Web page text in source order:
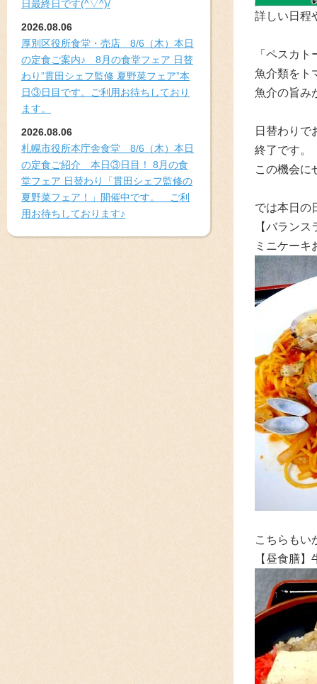
日最終日です(^▽^)/
2026.08.06
厚別区役所食堂・売店 8/6（木）本日
の定食ご案内♪ 8月の食堂フェア 日替
わり”貫田シェフ監修 夏野菜フェア”本
日③日目です。ご利用お待ちしており
ます。
2026.08.06
札幌市役所本庁舎食堂 8/6（木）本日
の定食ご紹介 本日③日目！ 8月の食
堂フェア 日替わり「貫田シェフ監修の
夏野菜フェア！」開催中です。 ご利
用お待ちしております♪
詳しい日程
「ペスカ
魚介類をト
魚介の旨み
日替わりで
終了です。
この機会に
では本日の
【バラン
ミニケーキ
こちらもい
【昼食膳】